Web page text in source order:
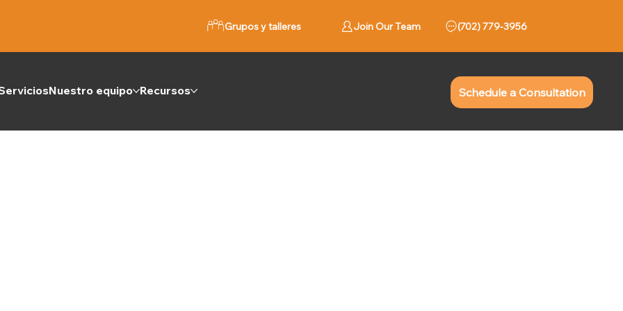
Grupos y talleres Join Our Team 779-3956 (702)
Nuestro equipo Recursos Schedule a Consultation